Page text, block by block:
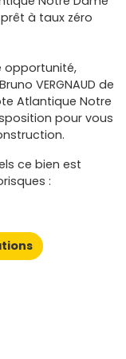
à taux zéro
opportunité,
VERGNAUD de
Atlantique Notre
pour vous
ce bien est
: